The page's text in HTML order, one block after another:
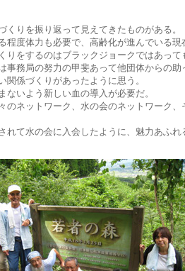
りを振り返って見えてきたものがある。
程度体力も必要で、高齢化が進んでいる
りをするのはブラックジョークではあっ
事務局の努力の甲斐あって他団体からの
関係づくりがあったように思う。
ないよう新しい血の導入が必要だ。
のネットワーク、水の会のネットワーク
れて水の会に入会したように、魅力あふ